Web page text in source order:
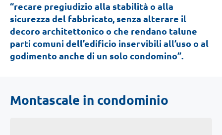
“recare pregiudizio alla stabilità o alla
sicurezza del fabbricato, senza alterare il
decoro architettonico o che rendano talune
parti comuni dell’edificio inservibili all’uso o al
godimento anche di un solo condomino”.
Montascale in condominio